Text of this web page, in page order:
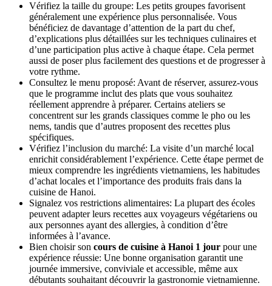
Vérifiez la taille du groupe: Les petits groupes favorisent
généralement une expérience plus personnalisée. Vous
bénéficiez de davantage d’attention de la part du chef,
d’explications plus détaillées sur les techniques culinaires et
d’une participation plus active à chaque étape. Cela permet
aussi de poser plus facilement des questions et de progresser à
votre rythme.
Consultez le menu proposé: Avant de réserver, assurez-vous
que le programme inclut des plats que vous souhaitez
réellement apprendre à préparer. Certains ateliers se
concentrent sur les grands classiques comme le pho ou les
nems, tandis que d’autres proposent des recettes plus
spécifiques.
Vérifiez l’inclusion du marché: La visite d’un marché local
enrichit considérablement l’expérience. Cette étape permet de
mieux comprendre les ingrédients vietnamiens, les habitudes
d’achat locales et l’importance des produits frais dans la
cuisine de Hanoi.
Signalez vos restrictions alimentaires: La plupart des écoles
peuvent adapter leurs recettes aux voyageurs végétariens ou
aux personnes ayant des allergies, à condition d’être
informées à l’avance.
Bien choisir son cours de cuisine à Hanoi 1 jour pour une
expérience réussie: Une bonne organisation garantit une
journée immersive, conviviale et accessible, même aux
débutants souhaitant découvrir la gastronomie vietnamienne.